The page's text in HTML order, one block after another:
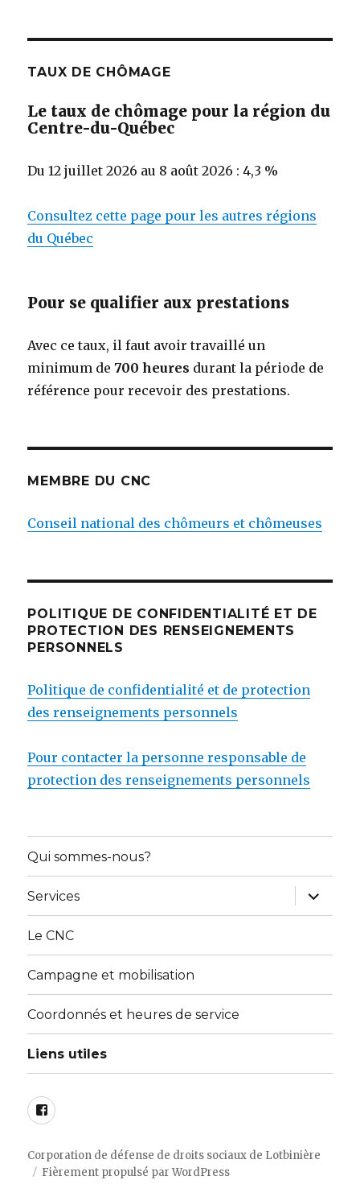
TAUX DE CHÔMAGE
Le taux de chômage pour la région du
Centre-du-Québec
Du 12 juillet 2026 au 8 août 2026 : 4,3 %
Consultez cette page pour les autres régions
du Québec
Pour se qualifier aux prestations
Avec ce taux, il faut avoir travaillé un
minimum de700 heures durant la période de
référence pour recevoir des prestations.
MEMBRE DU CNC
Conseil national des chômeurs et chômeuses
POLITIQUE DE CONFIDENTIALITÉ ET DE
PROTECTION DES RENSEIGNEMENTS
PERSONNELS
Politique de confidentialité et de protection
des renseignements personnels
Pour contacter la personne responsable de
protection des renseignements personnels
Qui sommes-nous?
Services
ouvrir
le
sous-
Le CNC
Campagne et mobilisation
Coordonnés et heures de service
Liens utiles
Facebook
Corporation de défense de droits sociaux de Lotbinière
Fièrement propulsé par WordPress